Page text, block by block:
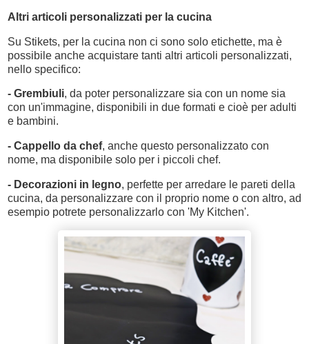
Altri articoli personalizzati per la cucina
Su Stikets, per la cucina non ci sono solo etichette, ma è
possibile anche acquistare tanti altri articoli personalizzati,
nello specifico:
- Grembiuli, da poter personalizzare sia con un nome sia
con un'immagine, disponibili in due formati e cioè per adulti
e bambini.
- Cappello da chef, anche questo personalizzato con
nome, ma disponibile solo per i piccoli chef.
- Decorazioni in legno, perfette per arredare le pareti della
cucina, da personalizzare con il proprio nome o con altro, ad
esempio potrete personalizzarlo con 'My Kitchen'.